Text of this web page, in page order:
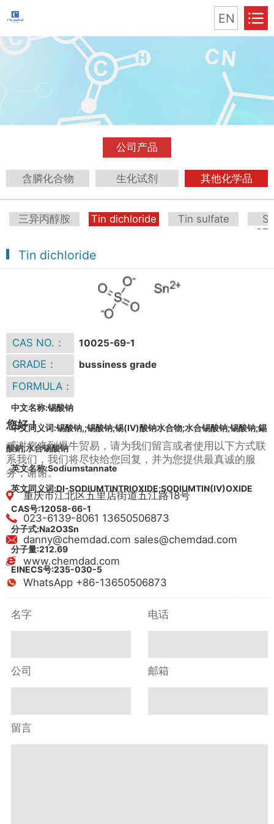
EN
公司产品
含膦化合物 生化试剂 其他化学品
三异丙醇胺 Tin dichloride Tin sulfate
Tin dichloride
CAS NO.： 10025-69-1
GRADE： bussiness grade
FORMULA：
中文名称:锡酸钠
中文同义词:锡酸钠,;锡酸钠;锡(IV)酸钠水合物;水合锡酸钠;锡酸钠;錫
酸鈉;水合锡酸钠
英文名称:Sodiumstannate
英文同义词:DI-SODIUMTINTRIOXIDE;SODIUMTIN(IV)OXIDE
CAS号:12058-66-1
分子式:Na2O3Sn
分子量:212.69
EINECS号:235-030-5
您好！
感谢您来到爆牛贸易，请为我们留言或者使用以下方式联
系我们，我们将尽快给您回复，并为您提供最真诚的服
务，谢谢。
重庆市江北区五里店街道五江路18号
023-6139-8061 13650506873
danny@chemdad.com sales@chemdad.com
www.chemdad.com
WhatsApp +86-13650506873
名字 电话
公司 邮箱
留言